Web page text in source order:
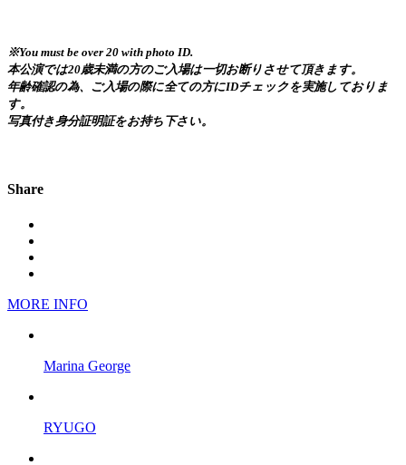
※You must be over 20 with photo ID.
本公演では20歳未満の方のご入場は一切お断りさせて頂きます。
年齢確認の為、ご入場の際に全ての方にIDチェックを実施しておりま
す。
写真付き身分証明証をお持ち下さい。
Share
MORE INFO
Marina George
RYUGO